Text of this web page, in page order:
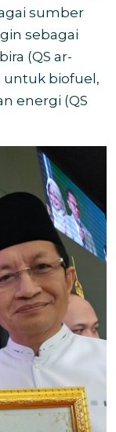
sumber
sebagai
(QS ar-
untuk biofuel,
energi (QS